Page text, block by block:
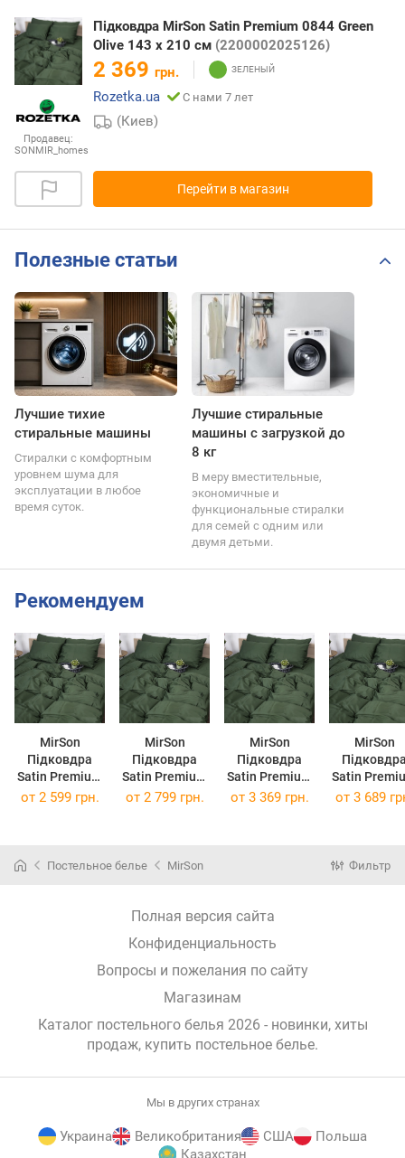
Продавец:
SONMIR_homes
Підковдра MirSon Satin Premium 0844 Green
Olive 143 x 210 см (2200002025126)
2 369 грн.
Rozetka.ua
С нами 7 лет
(Киев)
Перейти в магазин
Полезные статьи
Лучшие тихие
стиральные машины
Стиралки с комфортным
уровнем шума для
эксплуатации в любое
время суток.
Лучшие стиральные
машины с загрузкой до
8 кг
В меру вместительные,
экономичные и
функциональные стиралки
для семей с одним или
двумя детьми.
Рекомендуем
MirSon
Підковдра
Satin Premium
0844 Green
MirSon
Підковдра
Satin Premium
0844 Green
MirSon
Підковдра
Satin Premium
0844 Green
MirSon
Satin
0844
от 2 599 грн. от 2 799 грн. от 3 369 грн. от 3 689
Постельное белье MirSon Фильтр
Полная версия сайта
Конфиденциальность
Вопросы и пожелания по сайту
Магазинам
Каталог постельного белья 2026 - новинки, хиты
продаж, купить постельное белье.
Мы в других странах
Украина Великобритания США
Польша
Казахстан